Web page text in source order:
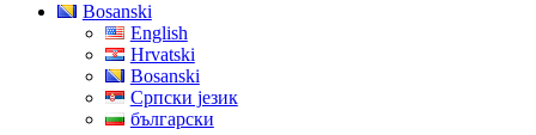
Bosanski
English
Hrvatski
Bosanski
Српски језик
български